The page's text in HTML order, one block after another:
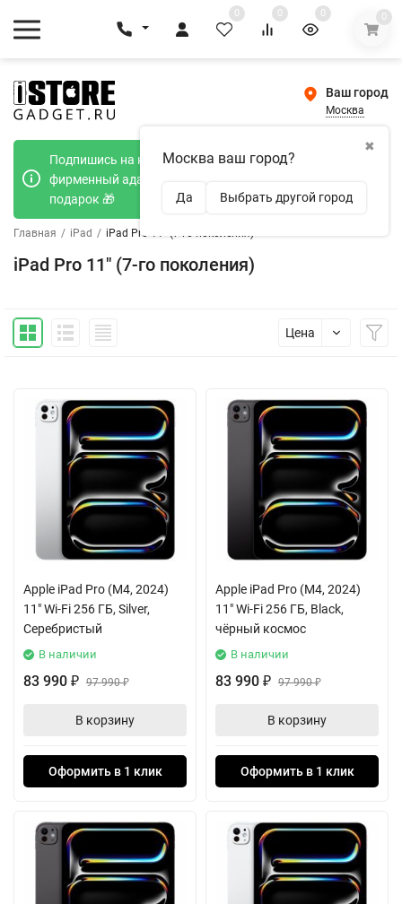
0 0 0 0
Ваш город
Москва
✖
Москва ваш город?
Да Выбрать другой город
Подпишись на наш телеграмм канал и получи
фирменный адаптер Type-C 20W при покупке в
подарок 🎁
Главная / iPad / iPad Pro 11" (7-го поколения)
iPad Pro 11" (7-го поколения)
Цена
Apple iPad Pro (M4, 2024)
11" Wi-Fi 256 ГБ, Silver,
Серебристый
В наличии
83 990 ₽ 97 990₽
В корзину
Оформить в 1 клик
Apple iPad Pro (M4, 2024)
11" Wi-Fi 256 ГБ, Black,
чёрный космос
В наличии
83 990 ₽ 97 990₽
В корзину
Оформить в 1 клик